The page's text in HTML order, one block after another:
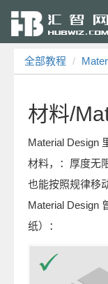
全部教程
材料/
Material Design
材料，：厚度无
也能按照规律移
Material Design
纸）：